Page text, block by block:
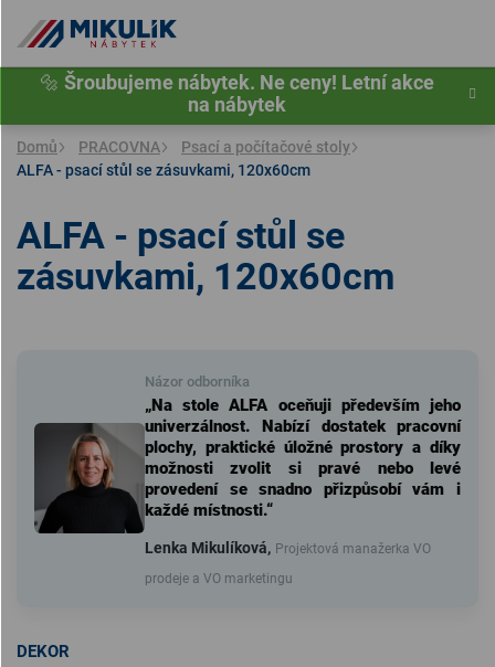
obsah
🔩 Šroubujeme nábytek. Ne ceny! Letní akce
na nábytek
Domů PRACOVNA
Psací a počítačové stoly
ALFA - psací stůl se zásuvkami, 120x60cm
Názor odborníka
„Na stole ALFA oceňuji především jeho
univerzálnost. Nabízí dostatek pracovní
plochy, praktické úložné prostory a díky
možnosti zvolit si pravé nebo levé
provedení se snadno přizpůsobí vám i
každé místnosti.“
Lenka Mikulíková, Projektová manažerka VO
prodeje a VO marketingu
DEKOR
ALFA - psací stůl se
zásuvkami, 120x60cm